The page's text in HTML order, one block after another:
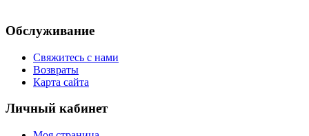
Обслуживание
Свяжитесь с нами
Возвраты
Карта сайта
Личный кабинет